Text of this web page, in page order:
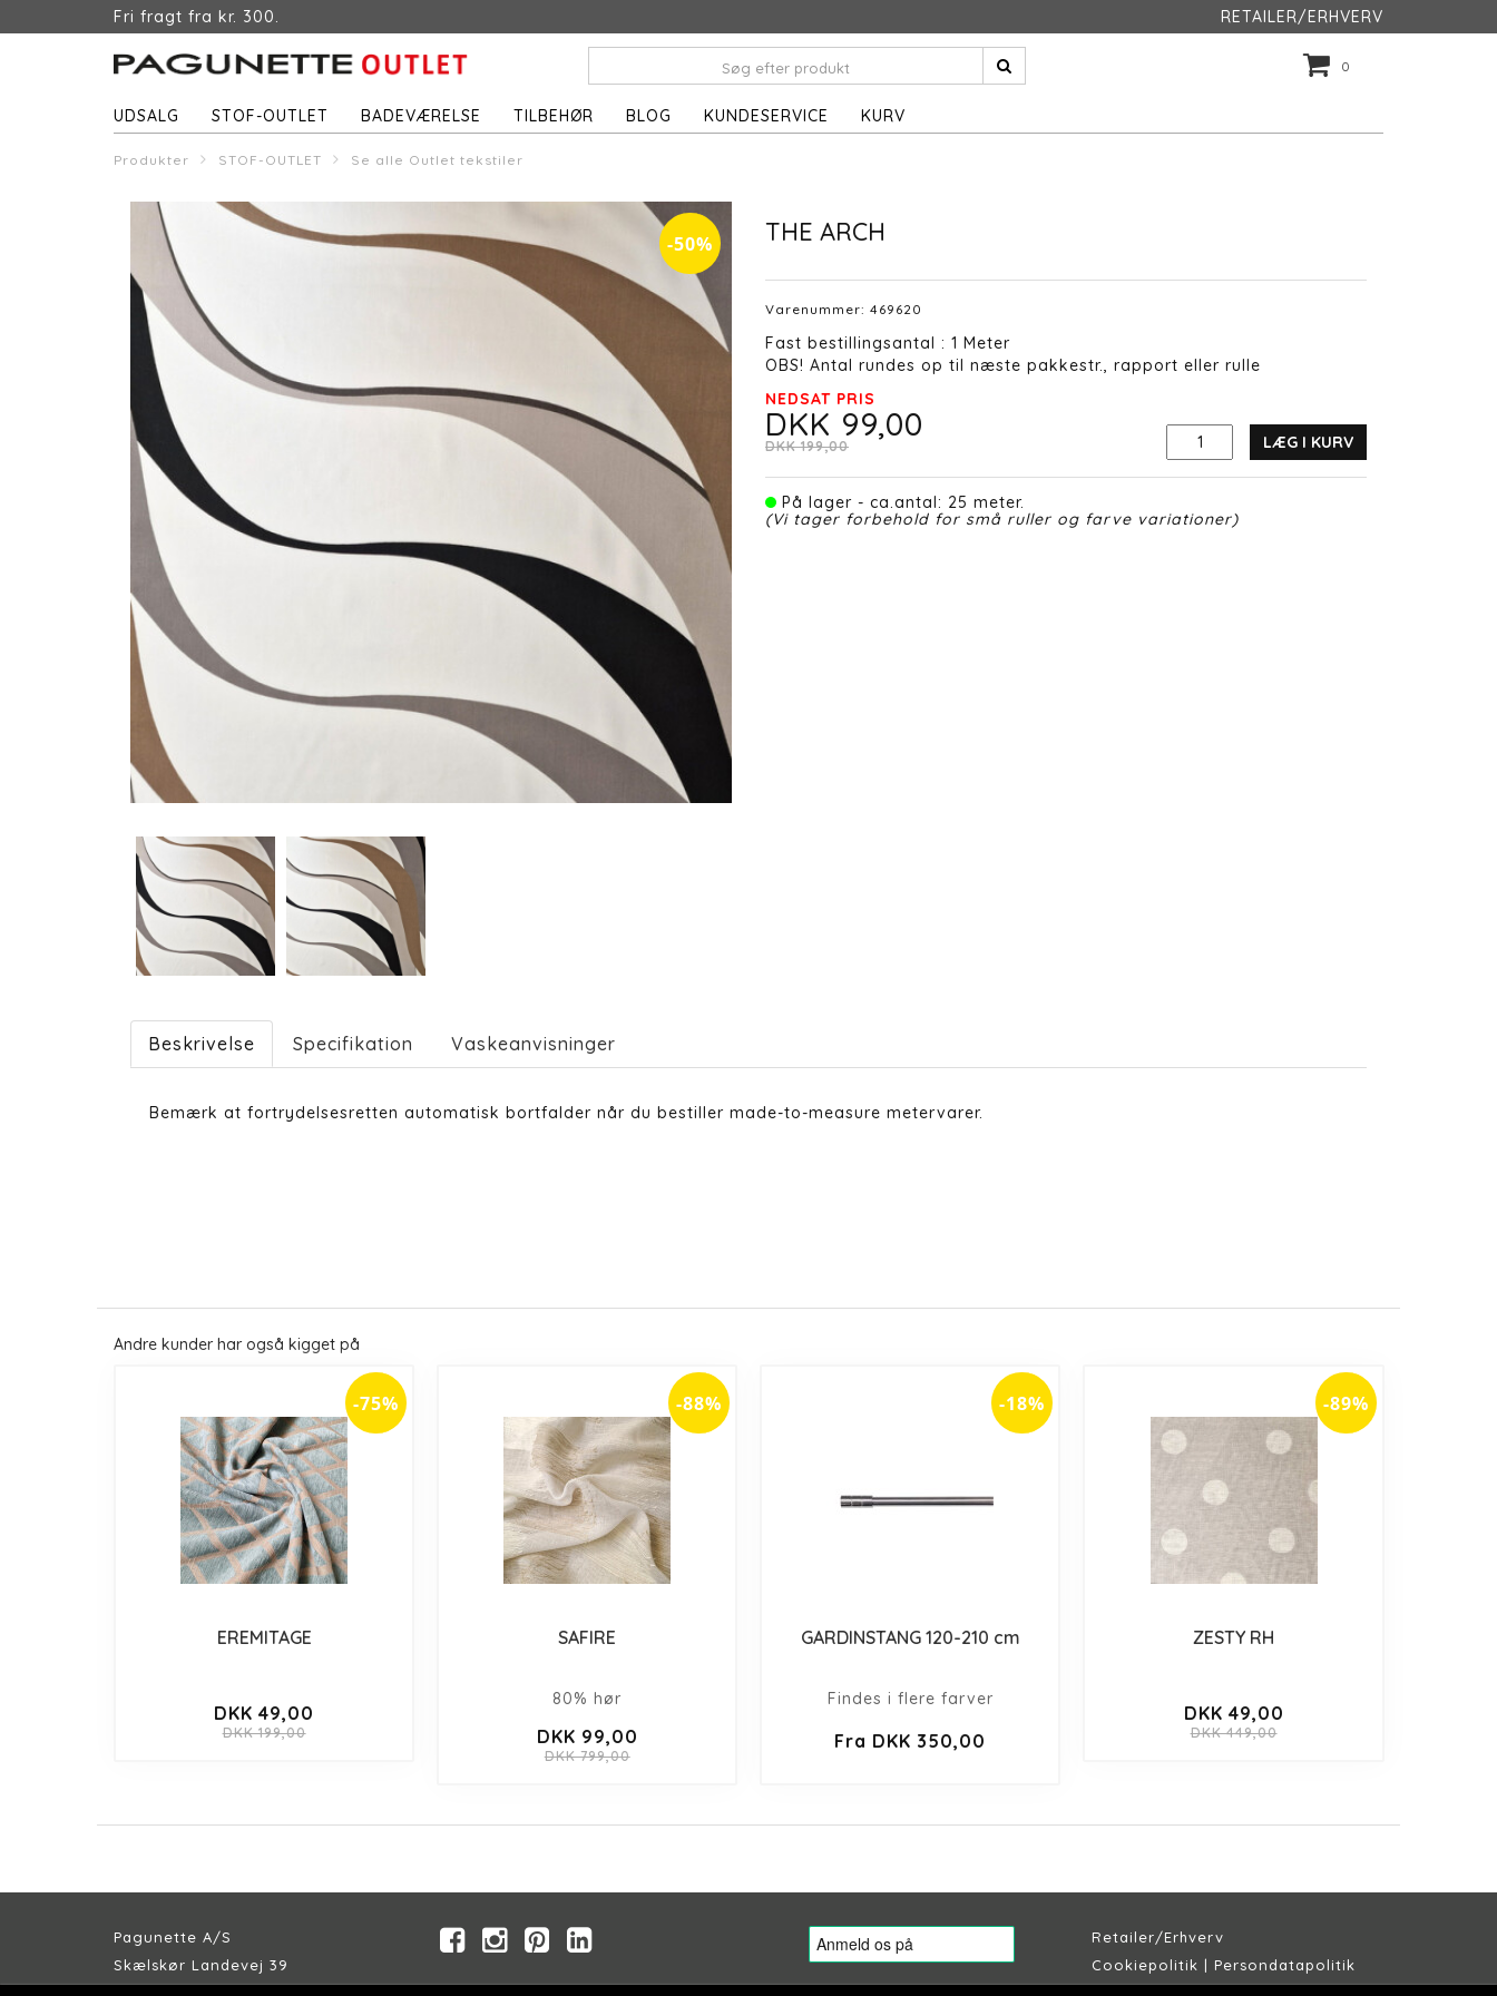
Fri fragt fra kr. 300. RETAILER/ERHVERV
0
UDSALG STOF-OUTLET BADEVÆRELSE TILBEHØR BLOG KUNDESERVICE KURV
Produkter STOF-OUTLET Se alle Outlet tekstiler
-50% THE ARCH
Varenummer: 469620
Fast bestillingsantal : 1 Meter
OBS! Antal rundes op til næste pakkestr., rapport eller rulle
NEDSAT PRIS
DKK 99,00
DKK 199,00 LÆG I KURV
På lager - ca.antal: 25 meter.
(Vi tager forbehold for små ruller og farve variationer)
Beskrivelse Specifikation Vaskeanvisninger
Bemærk at fortrydelsesretten automatisk bortfalder når du bestiller made-to-measure metervarer.
Andre kunder har også kigget på
-75%
EREMITAGE
DKK 49,00
DKK 199,00
-88%
SAFIRE
80% hør
DKK 99,00
DKK 799,00
-18%
GARDINSTANG 120-210 cm
Findes i flere farver
Fra DKK 350,00
-89%
ZESTY RH
DKK 49,00
DKK 449,00
Pagunette A/S
Skælskør Landevej 39
Retailer/Erhverv
Cookiepolitik | Persondatapolitik